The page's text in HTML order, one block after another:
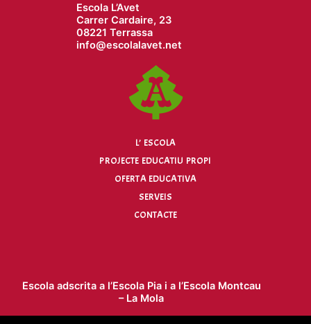
Escola L’Avet
Carrer Cardaire, 23
08221 Terrassa
info@escolalavet.net
L’ ESCOLA
PROJECTE EDUCATIU PROPI
OFERTA EDUCATIVA
SERVEIS
CONTACTE
Escola adscrita a l’Escola Piai a l’Escola Montcau
– La Mola